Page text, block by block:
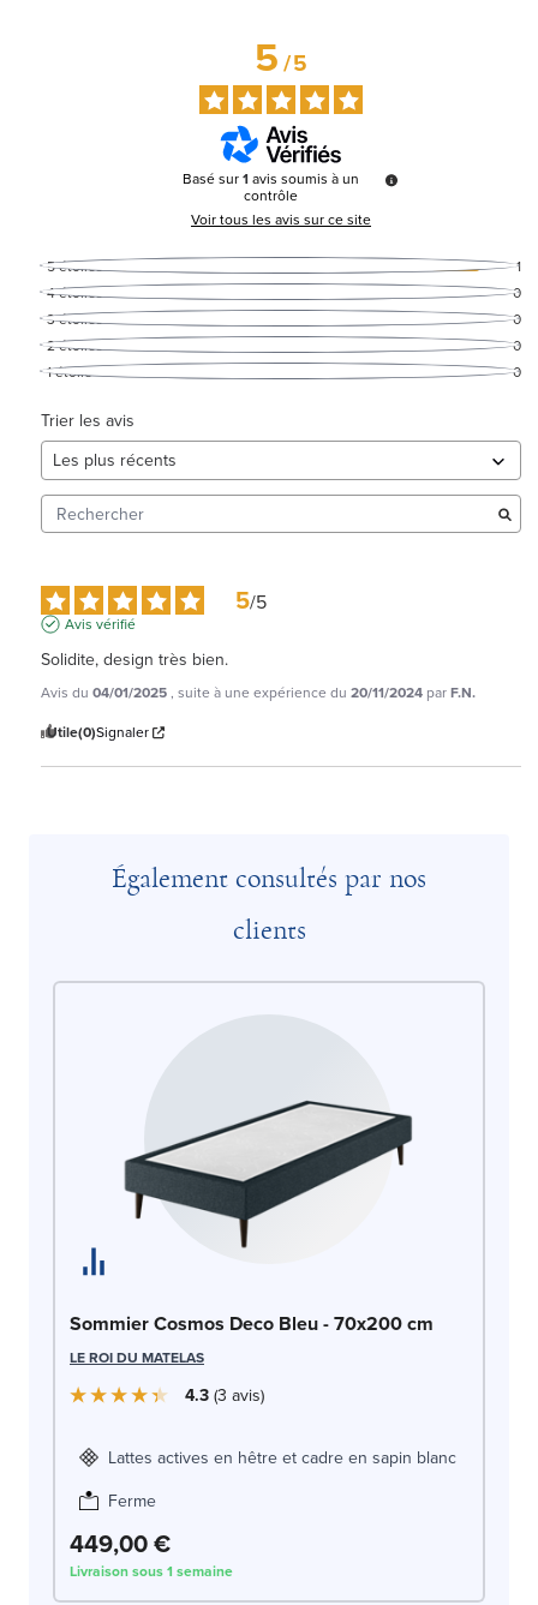
5/5
Basé sur1 avis soumis à un
contrôle
Voir tous les avis sur ce site
5étoiles
1
4étoiles
0
3étoiles
0
2étoiles
0
1étoile 0
Trier les avis
5/5
Avis vérifié
Solidite, design très bien.
Avis du 04/01/2025, suite à une expérience du 20/11/2024 parF.N.
Utile(0)Signaler
Également consultés par nos
clients
Sommier Cosmos Deco Bleu - 70x200 cm
LE ROI DU MATELAS
4.3 3 avis
Lattes actives en hêtre et cadre en sapin blanc
Ferme
449,00 €
Livraison sous 1 semaine